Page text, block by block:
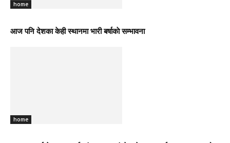
home
आज पनि देशका केही स्थानमा भारी बर्षाकाे सम्भावना
home